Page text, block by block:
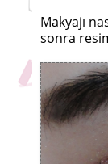
Makyajı
sonra